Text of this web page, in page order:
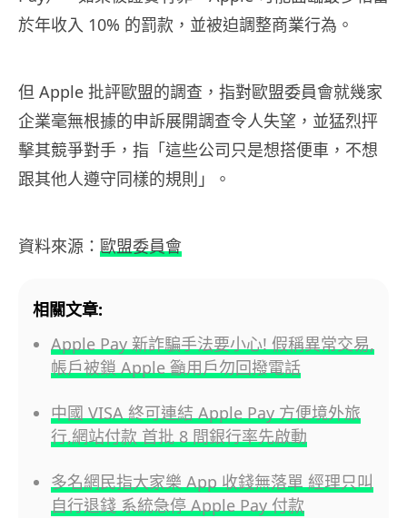
於年收入 10% 的罰款，並被迫調整商業行為。
但 Apple 批評歐盟的調查，指對歐盟委員會就幾家
企業毫無根據的申訴展開調查令人失望，並猛烈抨
擊其競爭對手，指「這些公司只是想搭便車，不想
跟其他人遵守同樣的規則」。
資料來源： 歐盟委員會
相關文章:
Apple Pay 新詐騙手法要小心! 假稱異常交易,
帳戶被鎖 Apple 籲用戶勿回撥電話
中國 VISA 終可連結 Apple Pay 方便境外旅
行,網站付款 首批 8 間銀行率先啟動
多名網民指大家樂 App 收錢無落單 經理只叫
自行退錢 系統急停 Apple Pay 付款